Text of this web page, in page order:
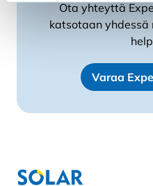
Ota yhteyttä
katsotaan yhdessä
Varaa